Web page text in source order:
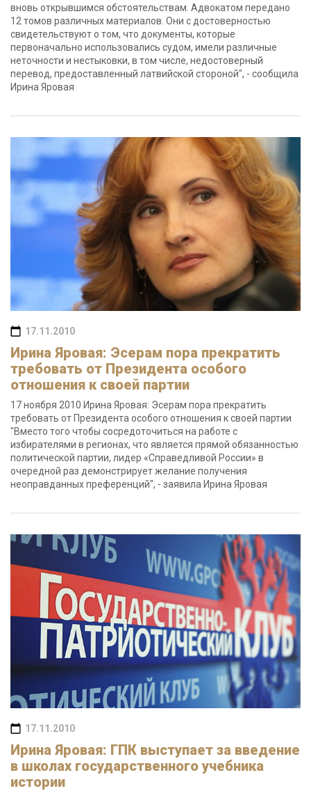
вновь открывшимся обстоятельствам. Адвокатом передано
12 томов различных материалов. Они с достоверностью
свидетельствуют о том, что документы, которые
первоначально использовались судом, имели различные
неточности и нестыковки, в том числе, недостоверный
перевод, предоставленный латвийской стороной", - сообщила
Ирина Яровая
17.11.2010
Ирина Яровая: Эсерам пора прекратить
требовать от Президента особого
отношения к своей партии
17 ноября 2010 Ирина Яровая: Эсерам пора прекратить
требовать от Президента особого отношения к своей партии
"Вместо того чтобы сосредоточиться на работе с
избирателями в регионах, что является прямой обязанностью
политической партии, лидер «Справедливой России» в
очередной раз демонстрирует желание получения
неоправданных преференций", - заявила Ирина Яровая
17.11.2010
Ирина Яровая: ГПК выступает за введение
в школах государственного учебника
истории